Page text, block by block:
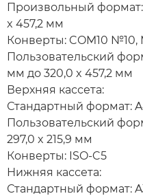
Произвольный формат:
x 457,2 мм
Конверты: COM10 №10,
Пользовательский
мм до 320,0 x 457,2 мм
Верхняя кассета:
Стандартный формат:
Пользовательский
297,0 x 215,9 мм
Конверты: ISO-C5
Нижняя кассета:
Стандартный формат: